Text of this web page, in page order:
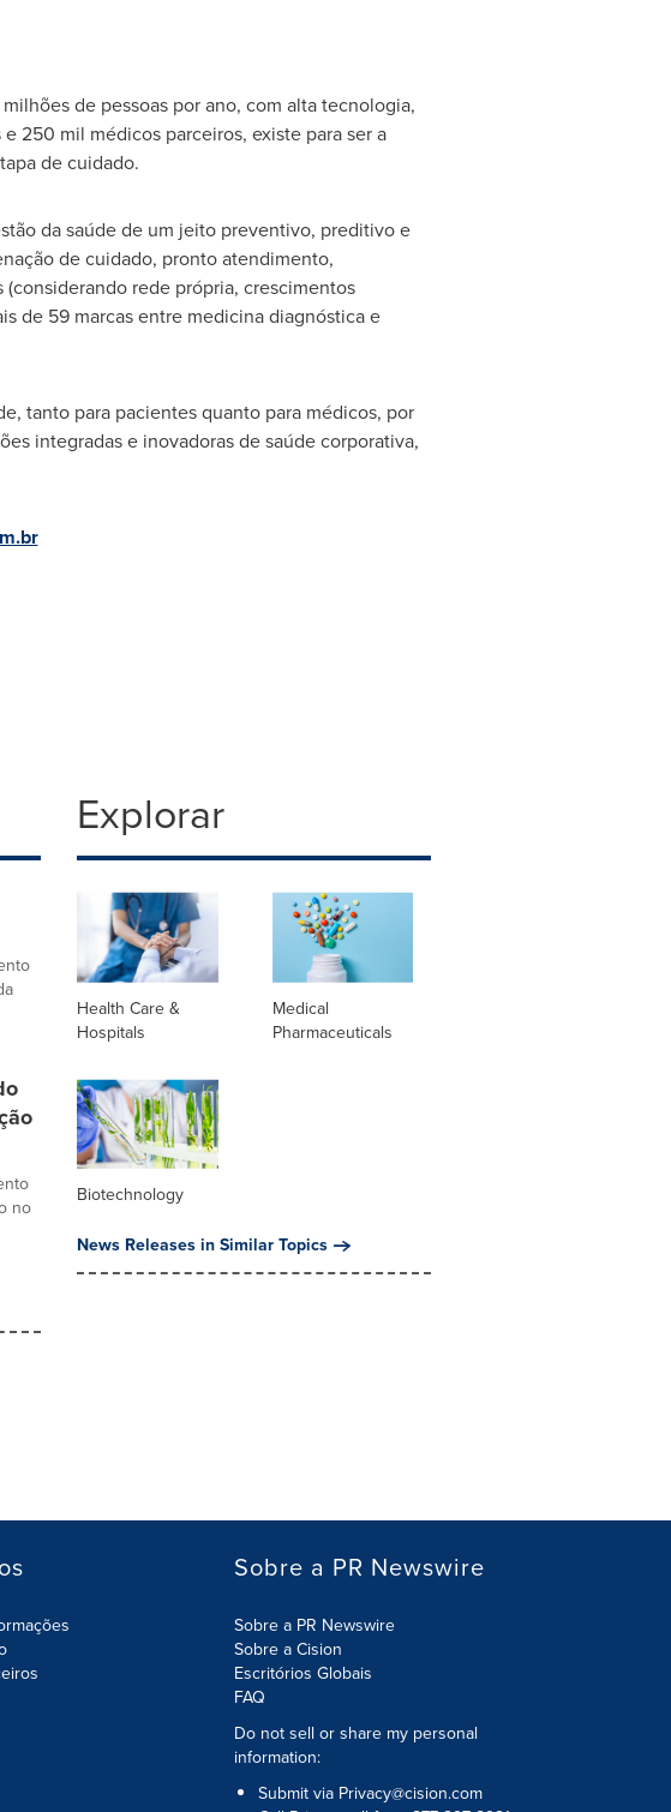
de pessoas por ano, com alta tecnologia,
250 mil médicos parceiros, existe para ser a
de cuidado.
da saúde de um jeito preventivo, preditivo e
de cuidado, pronto atendimento,
rede própria, crescimentos
de 59 marcas entre medicina diagnóstica e
tanto para pacientes quanto para médicos, por
integradas e inovadoras de saúde corporativa,
no
Explorar
Health Care &
Hospitals
Medical
Pharmaceuticals
Biotechnology
News Releases in Similar Topics
Sobre a PR Newswire
Sobre a PR Newswire
Sobre a Cision
Escritórios Globais
FAQ
Do not sell or share my personal
information:
Submit via Privacy@cision.com